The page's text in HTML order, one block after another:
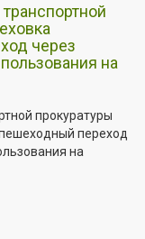
через
на
прокуратуры
переход
на